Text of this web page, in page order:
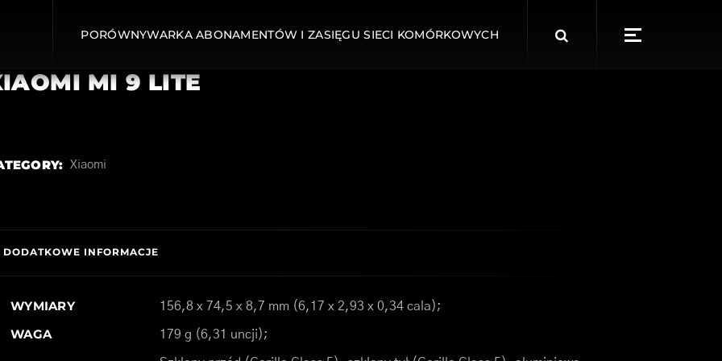
PORÓWNYWARKA ABONAMENTÓW I ZASIĘGU SIECI KOMÓRKOWYCH
for:
MI 9 LITE
Xiaomi
DODATKOWE INFORMACJE
WYMIARY 156,8 x 74,5 x 8,7 mm (6,17 x 2,93 x 0,34 cala);
WAGA 179 g (6,31 uncji);